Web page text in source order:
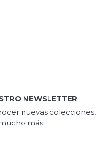
NEWSLETTER
nuevas colecciones,
más